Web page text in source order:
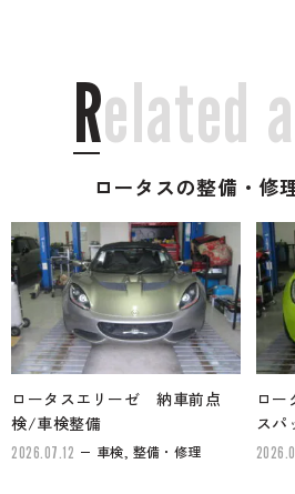
Related a
ロータスの整備・修
ロータスエリーゼ 納車前点
検/車検整備
2026.07.12 車検, 整備・修理
ロ
ス